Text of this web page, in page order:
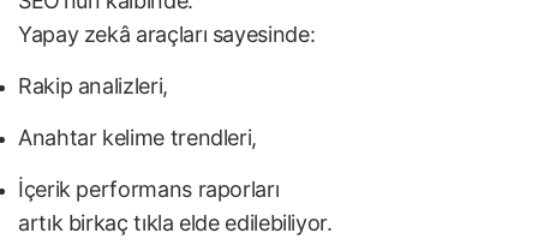
Yapay zekâ araçları sayesinde:
Rakip analizleri,
Anahtar kelime trendleri,
İçerik performans raporları
artık birkaç tıkla elde edilebiliyor.